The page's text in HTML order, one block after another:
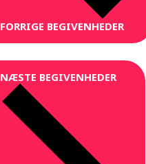
FORRIGE BEGIVENHEDER
NÆSTE BEGIVENHEDER